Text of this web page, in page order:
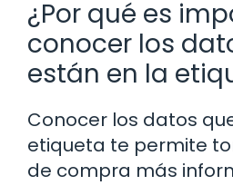
¿Por qué es
conocer los
están en la
Conocer los datos
etiqueta te permite
de compra más